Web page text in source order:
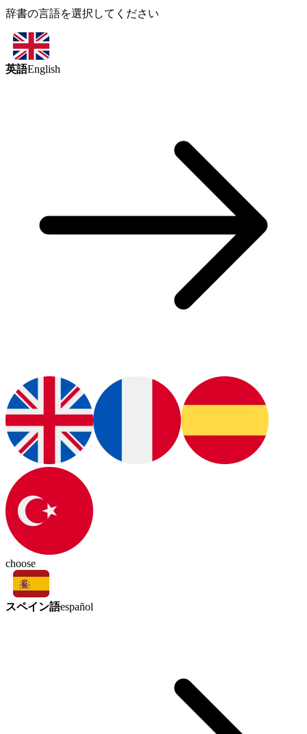
辞書の言語を選択してください
英語English
choose
スペイン語español